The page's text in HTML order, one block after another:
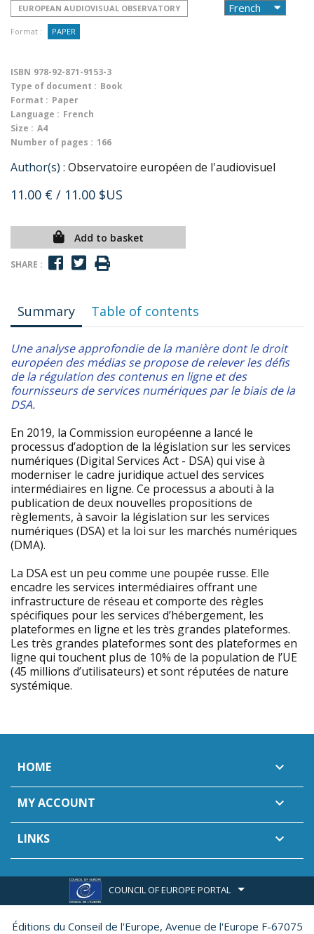
EUROPEAN AUDIOVISUAL OBSERVATORY
Format : PAPER
ISBN 978-92-871-9153-3
Type of document : Book
Format : Paper
Language : French
Size : A4
Number of pages : 166
Author(s) : Observatoire européen de l'audiovisuel
11.00 € / 11.00 $US
Add to basket
SHARE :
Summary Table of contents
Une analyse approfondie de la manière dont le droit
européen des médias se propose de relever les défis
de la régulation des contenus en ligne et des
fournisseurs de services numériques par le biais de la
DSA.
En 2019, la Commission européenne a lancé le
processus d’adoption de la législation sur les services
numériques (Digital Services Act - DSA) qui vise à
moderniser le cadre juridique actuel des services
intermédiaires en ligne. Ce processus a abouti à la
publication de deux nouvelles propositions de
règlements, à savoir la législation sur les services
numériques (DSA) et la loi sur les marchés numériques
(DMA).
La DSA est un peu comme une poupée russe. Elle
encadre les services intermédiaires offrant une
infrastructure de réseau et comporte des règles
spécifiques pour les services d’hébergement, les
plateformes en ligne et les très grandes plateformes.
Les très grandes plateformes sont des plateformes en
ligne qui touchent plus de 10% de la population de l’UE
(45 millions d’utilisateurs) et sont réputées de nature
systémique.
HOME 
MY ACCOUNT 
LINKS 
COUNCIL OF EUROPE PORTAL
Éditions du Conseil de l'Europe, Avenue de l'Europe F-67075